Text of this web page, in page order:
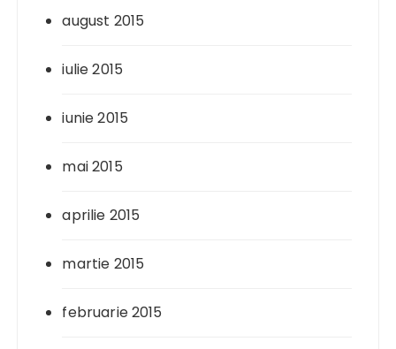
august 2015
iulie 2015
iunie 2015
mai 2015
aprilie 2015
martie 2015
februarie 2015